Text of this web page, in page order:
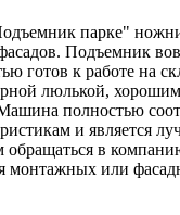
парке"
Подъемник
готов к работе на
люлькой,
полностью
и является
обращаться в
монтажных или